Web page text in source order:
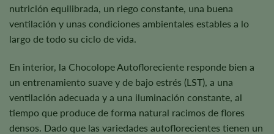
nutrición equilibrada, un riego constante, una buena
ventilación y unas condiciones ambientales estables a lo
largo de todo su ciclo de vida.
En interior, la Chocolope Autofloreciente responde bien a
un entrenamiento suave y de bajo estrés (LST), a una
ventilación adecuada y a una iluminación constante, al
tiempo que produce de forma natural racimos de flores
densos. Dado que las variedades autoflorecientes tienen un